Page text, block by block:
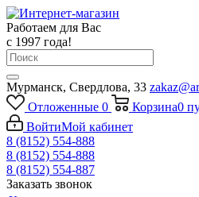
Работаем для Вас
с 1997 года!
Мурманск, Свердлова, 33
Отложенные 0 Корзина0
ВойтиМой кабинет
8 (8152) 554-888
8 (8152) 554-888
8 (8152) 554-887
Заказать звонок